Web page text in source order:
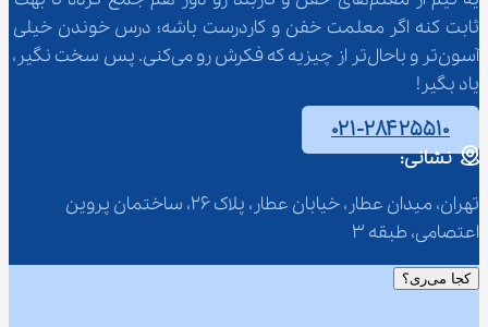
ثابت کنه اگر معلمت خفن و کاردرست باشه؛ درس خوندن خیلی
آسون‌تر و باحال‌تر از چیزیه که فکرش رو می‌کنی. پس سخت نگیر،
یاد بگیر!
۰۲۱-۲۸۴۲۵۵۱۰
نشانی:
تهران، میدان عطار، خیابان عطار، پلاک 26، ساختمان پروین
اعتصامی، طبقه 3
کجا می‌ری؟